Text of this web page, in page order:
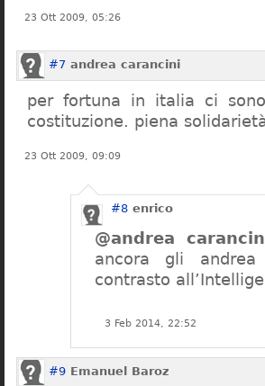
23 Ott 2009, 05:26
#7 andrea carancini
per fortuna in italia ci
costituzione. piena
23 Ott 2009, 09:09
#8 enrico
@andrea
ancora gli
contrasto
3 Feb 2014, 22:52
#9 Emanuel Baroz